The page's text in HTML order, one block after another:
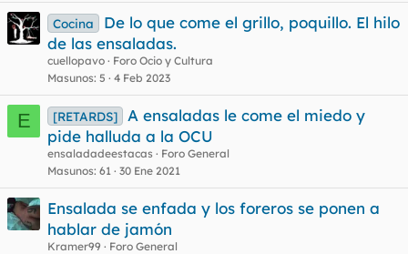
Cocina
De lo que come el grillo, poquillo. El hilo
de las ensaladas.
cuellopavo
Foro Ocio y Cultura
Masunos 5 4 Feb 2023
E [RETARDS]
A ensaladas le come el miedo y
pide halluda a la OCU
ensaladadeestacas
Foro General
Masunos 61 30 Ene 2021
Ensalada se enfada y los foreros se ponen a
hablar de jamón
Kramer99
Foro General